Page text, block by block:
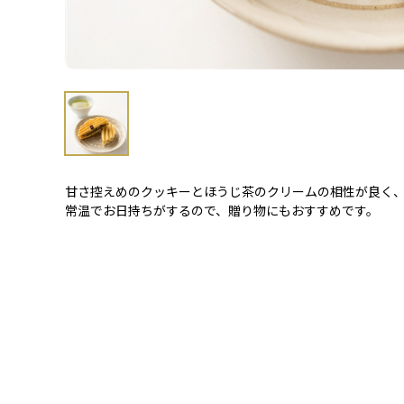
甘さ控えめのクッキーとほうじ茶のクリームの相性が良く
常温でお日持ちがするので、贈り物にもおすすめです。